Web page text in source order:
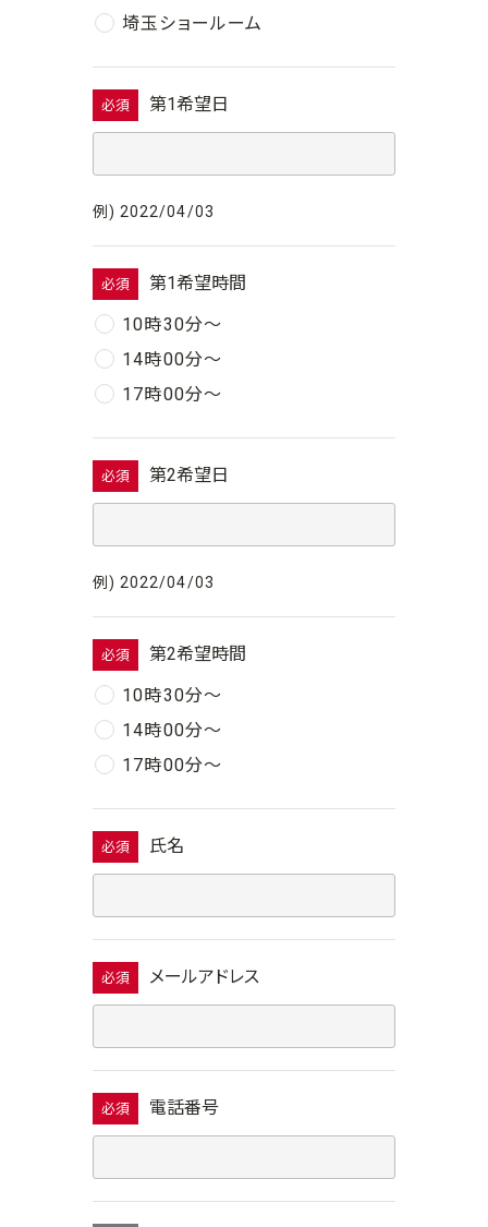
埼玉ショールーム
必須 第1希望日
例) 2022/04/03
必須
第1希望時間
10時30分〜
14時00分〜
17時00分〜
必須 第2希望日
例) 2022/04/03
必須
第2希望時間
10時30分〜
14時00分〜
17時00分〜
必須 氏名
必須 メールアドレス
必須 電話番号